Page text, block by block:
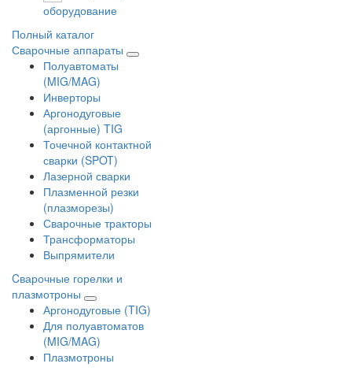
оборудование
Полный каталог
Сварочные аппараты
Полуавтоматы
(MIG/MAG)
Инверторы
Аргонодуговые
(аргонные) TIG
Точечной контактной
сварки (SPOT)
Лазерной сварки
Плазменной резки
(плазморезы)
Сварочные тракторы
Трансформаторы
Выпрямители
Cварочные горелки и
плазмотроны
Аргонодуговые (TIG)
Для полуавтоматов
(MIG/MAG)
Плазмотроны